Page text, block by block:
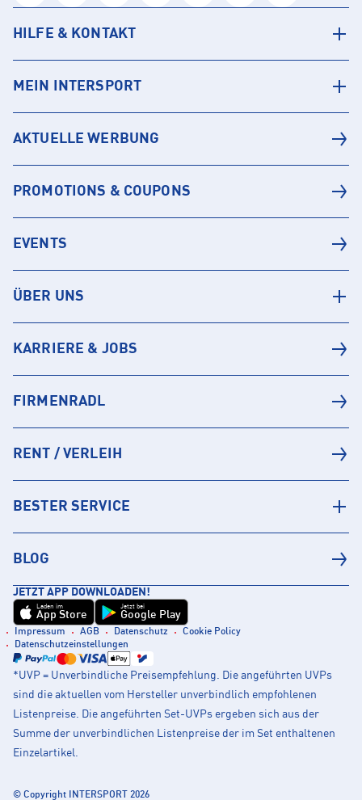
HILFE & KONTAKT
MEIN INTERSPORT
AKTUELLE WERBUNG
PROMOTIONS & COUPONS
EVENTS
ÜBER UNS
KARRIERE & JOBS
FIRMENRADL
RENT / VERLEIH
BESTER SERVICE
BLOG
JETZT APP DOWNLOADEN!
Laden im
App Store
Jetzt bei
Google Play
Impressum AGB Datenschutz
Cookie Policy
Datenschutzeinstellungen
*UVP = Unverbindliche Preisempfehlung. Die angeführten UVPs
sind die aktuellen vom Hersteller unverbindlich empfohlenen
Listenpreise. Die angeführten Set-UVPs ergeben sich aus der
Summe der unverbindlichen Listenpreise der im Set enthaltenen
Einzelartikel.
© Copyright INTERSPORT 2026